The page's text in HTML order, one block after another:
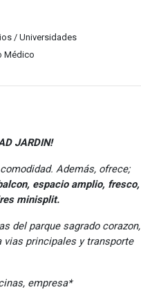
/ Universidades
Médico
JARDIN!
Además, ofrece;
espacio amplio, fresco,
minisplit.
del parque sagrado corazon,
vias principales y transporte
empresa*